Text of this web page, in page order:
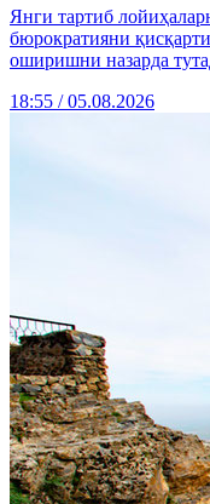
Янги тартиб
бюрократияни
оширишни назарда
18:55 / 05.08.2026